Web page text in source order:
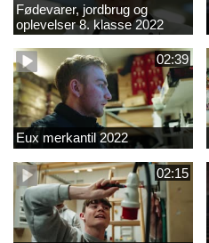
Fødevarer, jordbrug og
oplevelser 8. klasse 2022
02:39
Eux merkantil 2022
02:15